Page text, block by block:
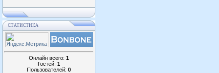
СТАТИСТИКА
Онлайн всего: 1
Гостей: 1
Пользователей: 0